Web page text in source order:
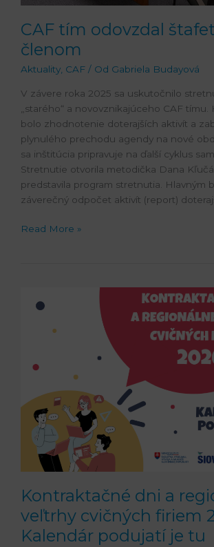
CAF tím odovzdal
členom
Aktuality CAF / Od Gabriela Budayová
V závere roka 2025 sa uskutočnilo
„starého“ a novovznikajúceho CAF
bolo zhodnotenie doterajších aktivít a
plynulého prechodu agendy na nové
sa inštitúcia pripravuje na ďalší cyklus
Stretnutie otvorila metodička Dana
predstavila program stretnutia. Hlavným
záverečný odpočet aktivít (report)
Read More »
Kontraktačné dni a
veľtrhy cvičných firiem
Kalendár podujatí je tu
cvičných
2026:
Kalendár
podujatí